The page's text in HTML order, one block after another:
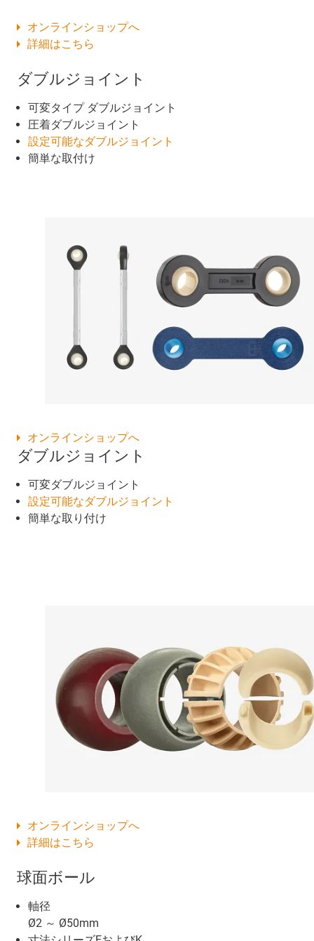
オンラインショップへ
詳細はこちら
ダブルジョイント
可変タイプ ダブルジョイント
圧着ダブルジョイント
設定可能なダブルジョイント
簡単な取付け
オンラインショップへ
ダブルジョイント
可変ダブルジョイント
設定可能なダブルジョイント
簡単な取り付け
オンラインショップへ
詳細はこちら
球面ボール
軸径
Ø2 ～ Ø50mm